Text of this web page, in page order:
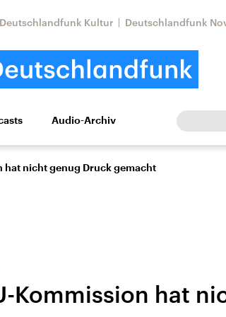
Deutschlandfunk Kultur Deutschlandfunk
Kultur Europa
Nahostkonflikt
Iran
Audio-Archiv
hat nicht genug Druck gemacht
Kommission hat